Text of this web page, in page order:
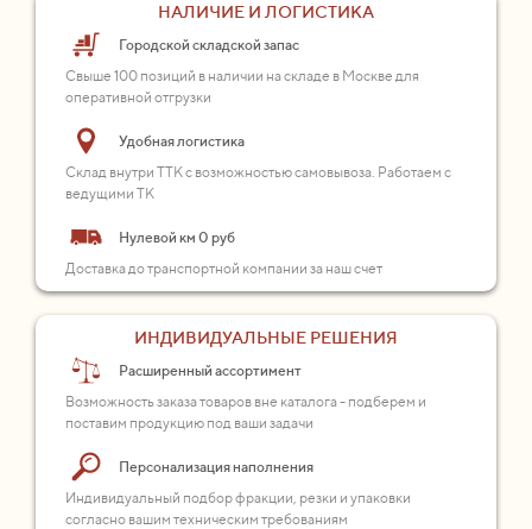
НАЛИЧИЕ И ЛОГИСТИКА
Городской складской запас
Свыше 100 позиций в наличии на складе в Москве для
оперативной отгрузки
Удобная логистика
Склад внутри ТТК с возможностью самовывоза. Работаем с
ведущими ТК
Нулевой км 0 руб
Доставка до транспортной компании за наш счет
ИНДИВИДУАЛЬНЫЕ РЕШЕНИЯ
Расширенный ассортимент
Возможность заказа товаров вне каталога - подберем и
поставим продукцию под ваши задачи
Персонализация наполнения
Индивидуальный подбор фракции, резки и упаковки
согласно вашим техническим требованиям